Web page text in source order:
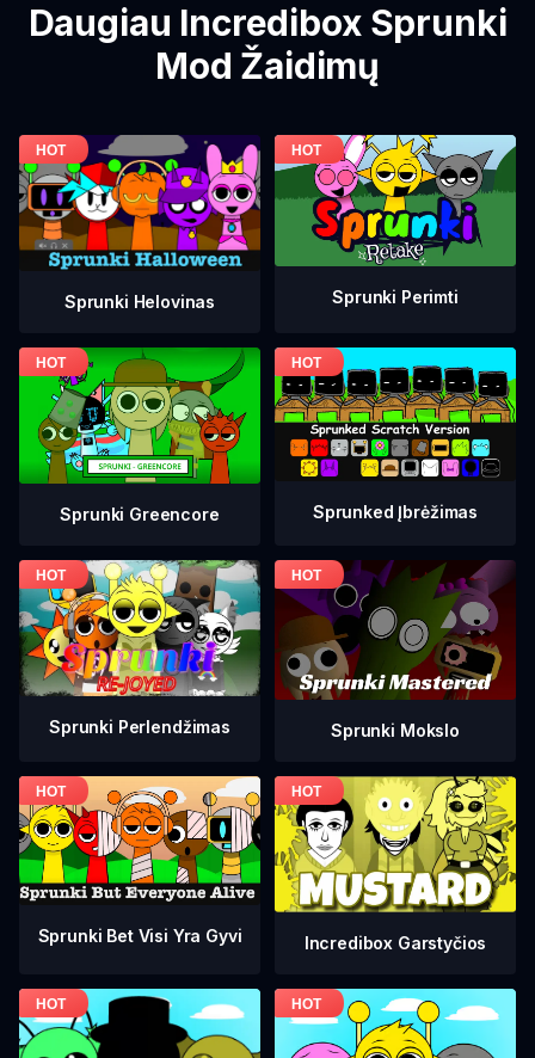
Daugiau Incredibox Sprunki
Mod Žaidimų
Sprunki Helovinas Sprunki Perimti
Sprunki Greencore Sprunked Įbrėžimas
Sprunki Perlendžimas Sprunki Mokslo
Sprunki Bet Visi Yra Gyvi Incredibox Garstyčios